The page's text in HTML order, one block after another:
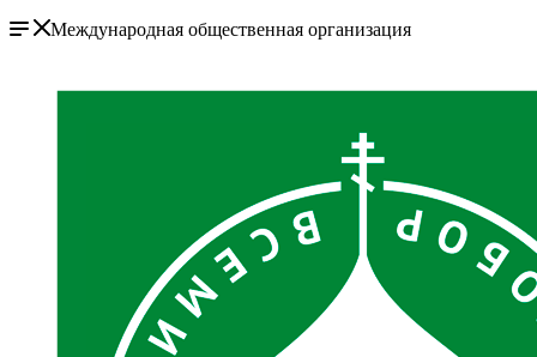
Международная общественная организация